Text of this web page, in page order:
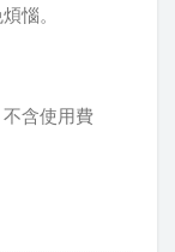
惱。
含使用費